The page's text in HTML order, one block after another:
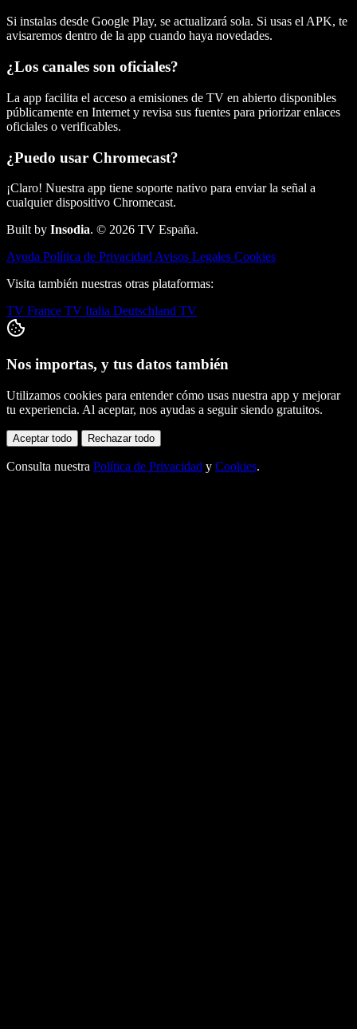
Si instalas desde Google Play, se actualizará sola. Si usas el APK, te
avisaremos dentro de la app cuando haya novedades.
¿Los canales son oficiales?
La app facilita el acceso a emisiones de TV en abierto disponibles
públicamente en Internet y revisa sus fuentes para priorizar enlaces
oficiales o verificables.
¿Puedo usar Chromecast?
¡Claro! Nuestra app tiene soporte nativo para enviar la señal a
cualquier dispositivo Chromecast.
Built by Insodia. © 2026 TV España.
Ayuda Política de Privacidad Avisos Legales Cookies
Visita también nuestras otras plataformas:
TV France TV Italia Deutschland TV
Nos importas, y tus datos también
Utilizamos cookies para entender cómo usas nuestra app y mejorar
tu experiencia. Al aceptar, nos ayudas a seguir siendo gratuitos.
Aceptar todo Rechazar todo
Consulta nuestra Política de Privacidad y Cookies.